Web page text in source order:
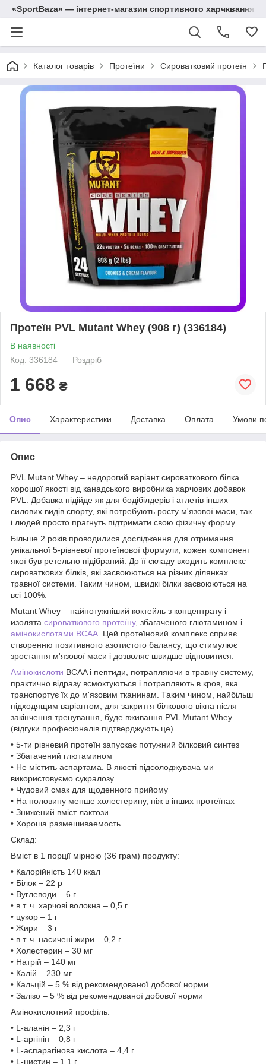
«SportBaza» — інтернет-магазин спортивного харчквання
Каталог товарів Протеїни Сироватковий протеїн
Протеїн PVL Mutant Whey (908 г) (336184)
В наявності
Код: 336184
Роздріб
1 668 ₴
Опис Характеристики Доставка Оплата Умови
Опис
PVL Mutant Whey – недорогий варіант сироваткового білка
хорошої якості від канадського виробника харчових добавок
PVL. Добавка підійде як для бодібілдерів і атлетів інших
силових видів спорту, які потребують росту м'язової маси, так
і людей просто прагнуть підтримати свою фізичну форму.
Більше 2 років проводилися дослідження для отримання
унікальної 5-рівневої протеїнової формули, кожен компонент
якої був ретельно підібраний. До її складу входить комплекс
сироваткових білків, які засвоюються на різних ділянках
травної системи. Таким чином, швидкі білки засвоюються на
всі 100%.
Mutant Whey – найпотужніший коктейль з концентрату і
изолята сироваткового протеїну, збагаченого глютамином і
амінокислотами BCAA . Цей протеїновий комплекс сприяє
створенню позитивного азотистого балансу, що стимулює
зростання м'язової маси і дозволяє швидше відновитися.
Амінокислоти BCAA і пептиди, потрапляючи в травну систему,
практично відразу всмоктуються і потрапляють в кров, яка
транспортує їх до м'язовим тканинам. Таким чином, найбільш
підходящим варіантом, для закриття білкового вікна після
закінчення тренування, буде вживання PVL Mutant Whey
(відгуки професіоналів підтверджують це).
• 5-ти рівневий протеїн запускає потужний білковий синтез
• Збагачений глютамином
• Не містить аспартама. В якості підсолоджувача ми
використовуємо сукралозу
• Чудовий смак для щоденного прийому
• На половину менше холестерину, ніж в інших протеїнах
• Знижений вміст лактози
• Хороша размешиваемость
Склад:
Вміст в 1 порції мірною (36 грам) продукту:
• Калорійність 140 ккал
• Білок – 22 р
• Вуглеводи – 6 г
• в т. ч. харчові волокна – 0,5 г
• цукор – 1 г
• Жири – 3 г
• в т. ч. насичені жири – 0,2 г
• Холестерин – 30 мг
• Натрій – 140 мг
• Калій – 230 мг
• Кальцій – 5 % від рекомендованої добової норми
• Залізо – 5 % від рекомендованої добової норми
Амінокислотний профіль:
• L-аланін – 2,3 г
• L-аргінін – 0,8 г
• L-аспарагінова кислота – 4,4 г
• L-цистин – 1,1 г